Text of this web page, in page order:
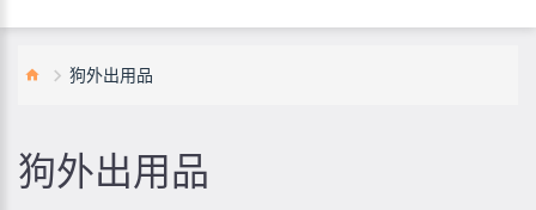
狗外出用品
狗外出用品